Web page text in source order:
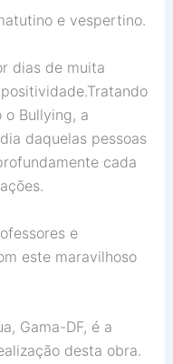
e vespertino.
dias de muita
Bullying, a
daquelas pessoas
cada
e
este maravilhoso
Gama-DF, é a
desta obra.